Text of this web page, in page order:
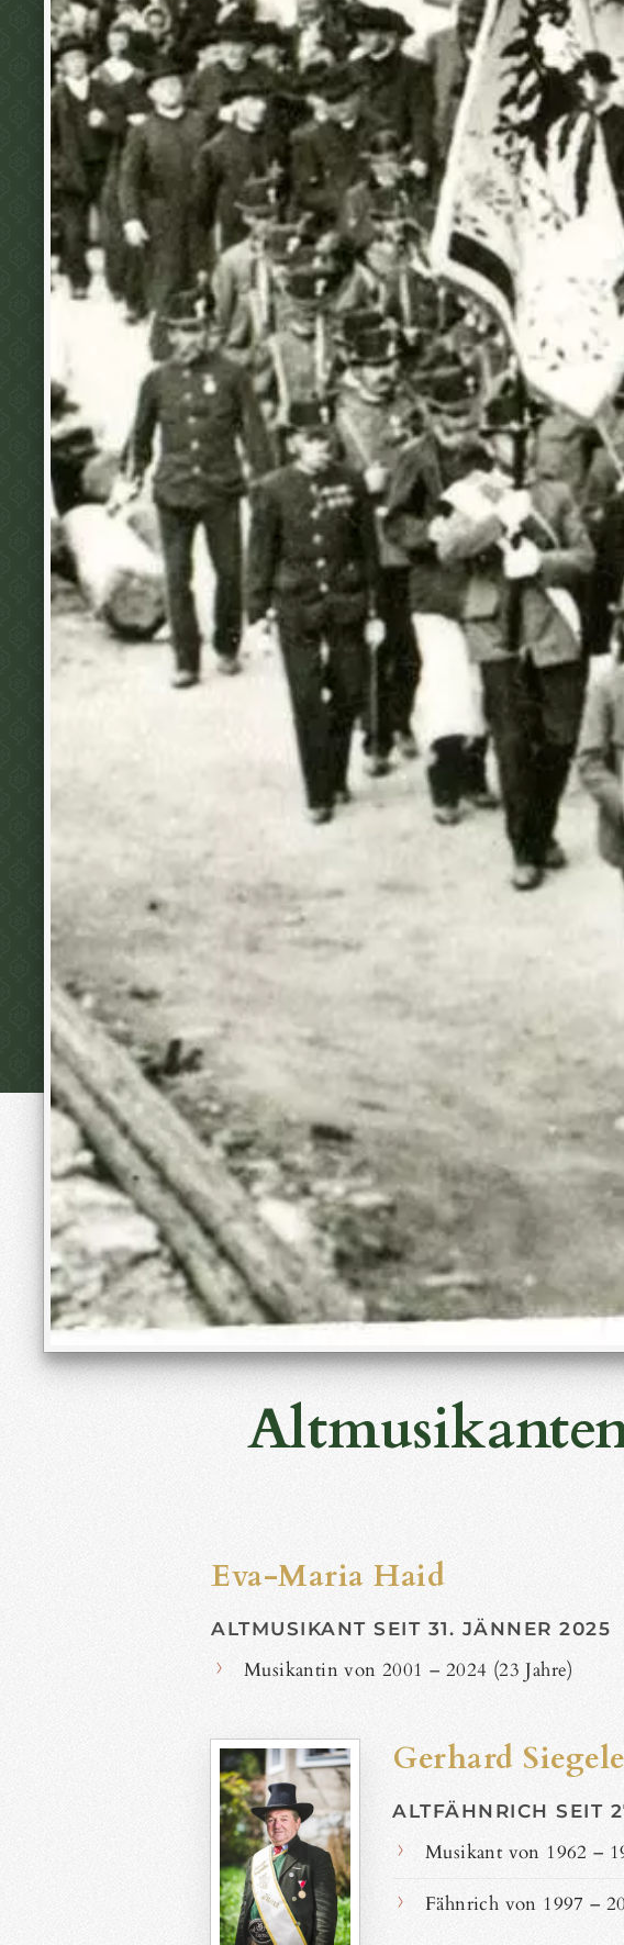
Eva-Maria Haid
ALTMUSIKANT SEIT 31. JÄNNER 2025
Musikantin von 2001 – 2024 (23 Jahre)
Gerhard Siegele
ALTFÄHNRICH SEIT
Musikant von 1962 –
Fähnrich von 1997 –